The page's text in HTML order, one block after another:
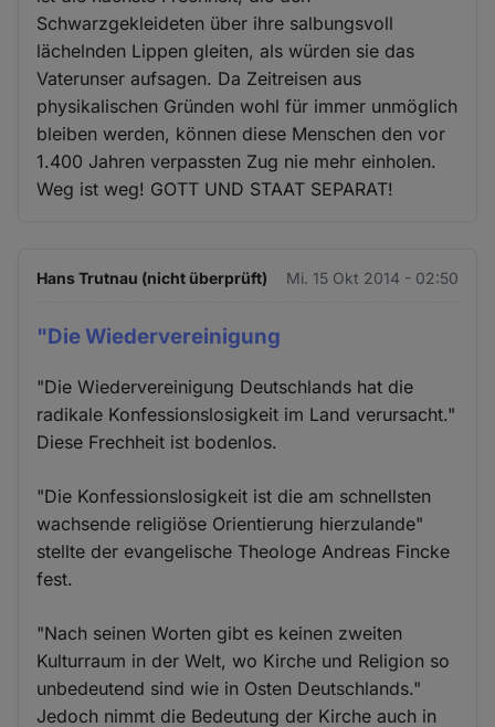
Schwarzgekleideten über ihre salbungsvoll
lächelnden Lippen gleiten, als würden sie das
Vaterunser aufsagen. Da Zeitreisen aus
physikalischen Gründen wohl für immer unmöglich
bleiben werden, können diese Menschen den vor
1.400 Jahren verpassten Zug nie mehr einholen.
Weg ist weg! GOTT UND STAAT SEPARAT!
Hans Trutnau (nicht überprüft) Mi. 15 Okt 2014 - 02:50
"Die Wiedervereinigung
"Die Wiedervereinigung Deutschlands hat die
radikale Konfessionslosigkeit im Land verursacht."
Diese Frechheit ist bodenlos.
"Die Konfessionslosigkeit ist die am schnellsten
wachsende religiöse Orientierung hierzulande"
stellte der evangelische Theologe Andreas Fincke
fest.
"Nach seinen Worten gibt es keinen zweiten
Kulturraum in der Welt, wo Kirche und Religion so
unbedeutend sind wie in Osten Deutschlands."
Jedoch nimmt die Bedeutung der Kirche auch in